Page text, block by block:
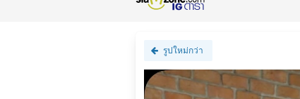
รูปใหม่กว่า